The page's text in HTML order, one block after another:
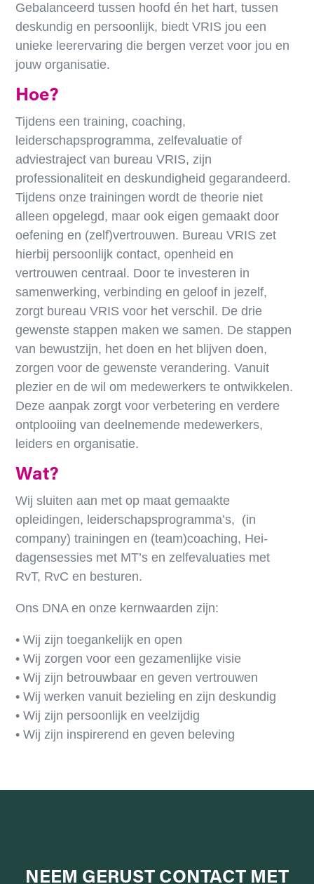
Gebalanceerd tussen hoofd én het hart, tussen
deskundig en persoonlijk, biedt VRIS jou een
unieke leerervaring die bergen verzet voor jou en
jouw organisatie.
Hoe?
Tijdens een training, coaching,
leiderschapsprogramma, zelfevaluatie of
adviestraject van bureau VRIS, zijn
professionaliteit en deskundigheid gegarandeerd.
Tijdens onze trainingen wordt de theorie niet
alleen opgelegd, maar ook eigen gemaakt door
oefening en (zelf)vertrouwen. Bureau VRIS zet
hierbij persoonlijk contact, openheid en
vertrouwen centraal. Door te investeren in
samenwerking, verbinding en geloof in jezelf,
zorgt bureau VRIS voor het verschil. De drie
gewenste stappen maken we samen. De stappen
van bewustzijn, het doen en het blijven doen,
zorgen voor de gewenste verandering. Vanuit
plezier en de wil om medewerkers te ontwikkelen.
Deze aanpak zorgt voor verbetering en verdere
ontplooiing van deelnemende medewerkers,
leiders en organisatie.
Wat?
Wij sluiten aan met op maat gemaakte
opleidingen, leiderschapsprogramma’s, (in
company) trainingen en (team)coaching, Hei-
dagensessies met MT’s en zelfevaluaties met
RvT, RvC en besturen.
Ons DNA en onze kernwaarden zijn:
• Wij zijn toegankelijk en open
• Wij zorgen voor een gezamenlijke visie
• Wij zijn betrouwbaar en geven vertrouwen
• Wij werken vanuit bezieling en zijn deskundig
• Wij zijn persoonlijk en veelzijdig
• Wij zijn inspirerend en geven beleving
NEEM GERUST CONTACT MET